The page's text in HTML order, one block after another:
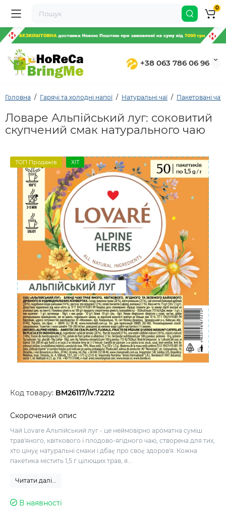
+38 063 786 06 96
0
Головна Гарячі та холодні напої Натуральні чаї Пакетовані чаї
Ловаре Альпійський луг: соковитий
скупчений смак натурального чаю
ТОП Продажів ХІТ
Код товару: BM26117/lv.72212
Скорочений опис
Чай Lovare Альпійський луг - це неймовірно ароматна суміш
трав'яного, квіткового і плодово-ягідного чаю, створена для тих,
хто цінує натуральні смаки і дбає про своє здоров'я. Кожна
пакетика містить 1,5 г цілющих трав, я...
Читати далі...
В наявності